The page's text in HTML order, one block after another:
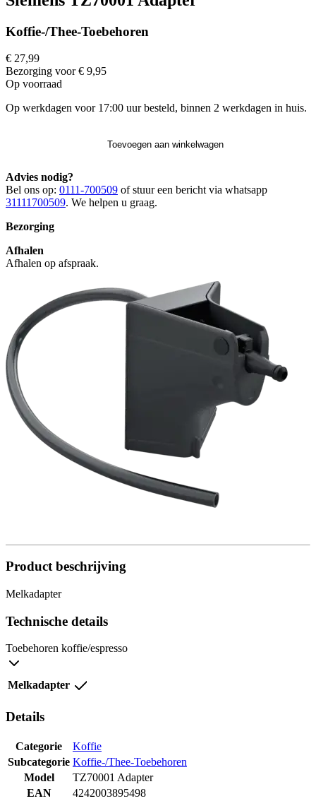
Koffie-/Thee-Toebehoren
€ 27,99
Bezorging voor € 9,95
Op voorraad
Op werkdagen voor 17:00 uur besteld, binnen 2 werkdagen in huis.
Toevoegen aan winkelwagen
Advies nodig?
Bel ons op: 0111-700509 of stuur een bericht via whatsapp
31111700509. We helpen u graag.
Bezorging
Afhalen
Afhalen op afspraak.
Product beschrijving
Melkadapter
Technische details
Toebehoren koffie/espresso
Melkadapter
Details
Categorie
Koffie
Subcategorie Koffie-/Thee-Toebehoren
Model
TZ70001 Adapter
EAN
4242003895498